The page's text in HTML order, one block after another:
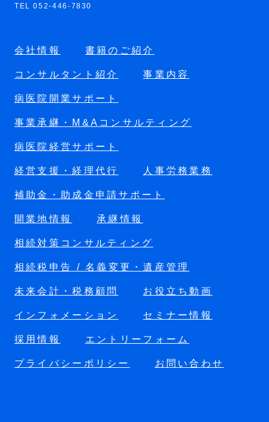
TEL 052-446-7830
会社情報 書籍のご紹介
コンサルタント紹介 事業内容
病医院開業サポート
事業承継・M&Aコンサルティング
病医院経営サポート
経営支援・経理代行 人事労務業務
補助金・助成金申請サポート
開業地情報 承継情報
相続対策コンサルティング
相続税申告 / 名義変更・遺産管理
未来会計・税務顧問 お役立ち動画
インフォメーション セミナー情報
採用情報 エントリーフォーム
プライバシーポリシー お問い合わせ